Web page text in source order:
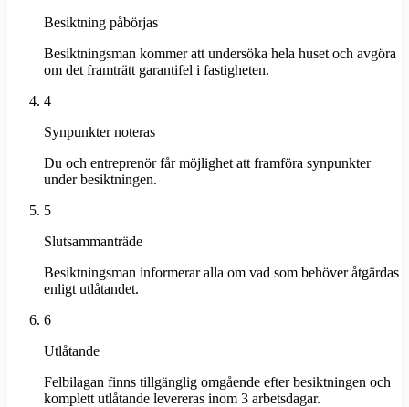
Besiktning påbörjas
Besiktningsman kommer att undersöka hela huset och avgöra
om det framträtt garantifel i fastigheten.
4
Synpunkter noteras
Du och entreprenör får möjlighet att framföra synpunkter
under besiktningen.
5
Slutsammanträde
Besiktningsman informerar alla om vad som behöver åtgärdas
enligt utlåtandet.
6
Utlåtande
Felbilagan finns tillgänglig omgående efter besiktningen och
komplett utlåtande levereras inom 3 arbetsdagar.